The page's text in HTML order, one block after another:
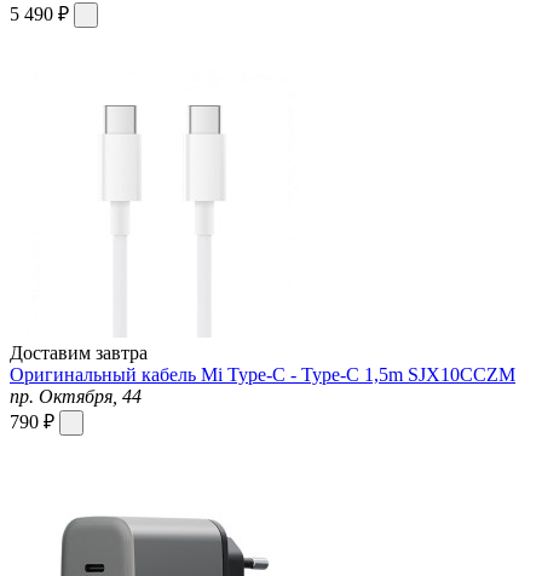
5 490 ₽
Доставим завтра
Оригинальный кабель Mi Type-C - Type-C 1,5m SJX10CCZM
пр. Октября, 44
790 ₽